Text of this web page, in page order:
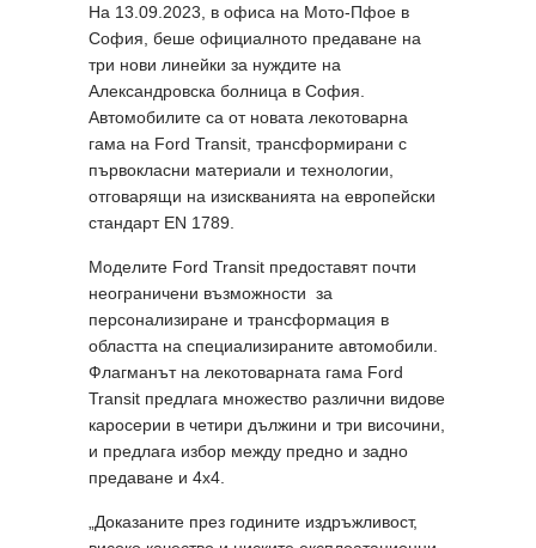
На 13.09.2023, в офиса на Мото-Пфое в
София, беше официалното предаване на
три нови линейки за нуждите на
Александровска болница в София.
Автомобилите са от новата лекотоварна
гама на Ford Transit, трансформирани с
първокласни материали и технологии,
отговарящи на изискванията на европейски
стандарт ЕN 1789.
Моделите Ford Transit предоставят почти
неограничени възможности за
персонализиране и трансформация в
областта на специализираните автомобили.
Флагманът на лекотоварната гама Ford
Transit предлага множество различни видове
каросерии в четири дължини и три височини,
и предлага избор между предно и задно
предаване и 4х4.
„Доказаните през годините издръжливост,